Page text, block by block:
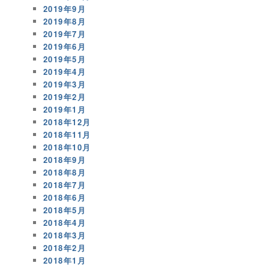
2019年9月
2019年8月
2019年7月
2019年6月
2019年5月
2019年4月
2019年3月
2019年2月
2019年1月
2018年12月
2018年11月
2018年10月
2018年9月
2018年8月
2018年7月
2018年6月
2018年5月
2018年4月
2018年3月
2018年2月
2018年1月